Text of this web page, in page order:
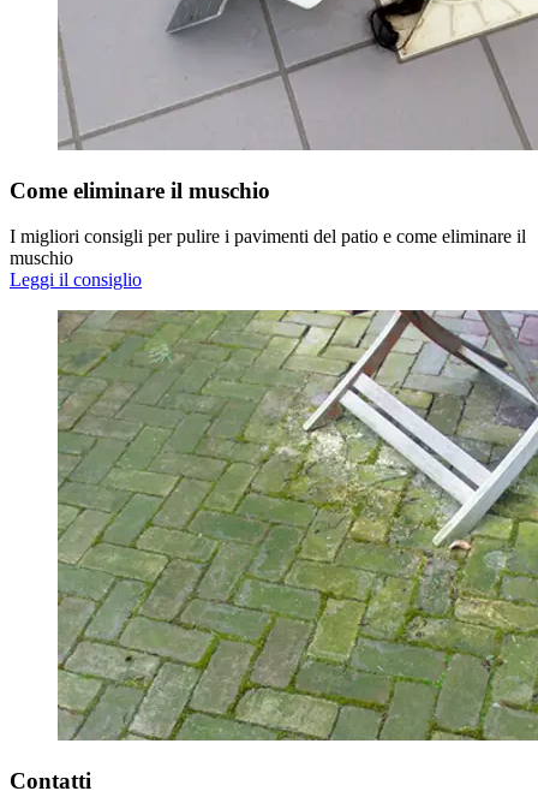
Come eliminare il muschio
I migliori consigli per pulire i pavimenti del patio e come eliminare il
muschio
Leggi il consiglio
Contatti